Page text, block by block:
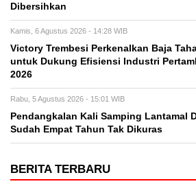
Dibersihkan
Kamis, 6 Agustus 2026 - 14:28 WIB
Victory Trembesi Perkenalkan Baja
untuk Dukung Efisiensi Industri
2026
Rabu, 5 Agustus 2026 - 15:01 WIB
Pendangkalan Kali Samping Lantamal
Sudah Empat Tahun Tak Dikuras
BERITA TERBARU